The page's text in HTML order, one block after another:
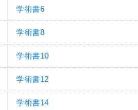
学術書6
学術書8
学術書10
学術書12
学術書14